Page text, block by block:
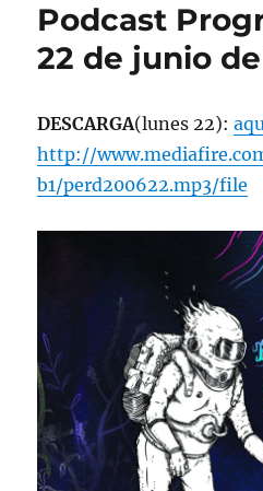
Podcast
22 de junio
DESCARGA(lunes 22):
http://
b1/perd200622.mp3/file